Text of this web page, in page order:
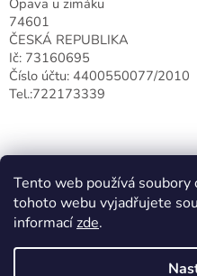
Tento web používá soubory
tohoto webu vyjadřujete
informacízde.
Opava u zimáku
74601
ČESKÁ REPUBLIKA
Ič: 73160695
Číslo účtu: 4400550077/2010
Tel.:722173339